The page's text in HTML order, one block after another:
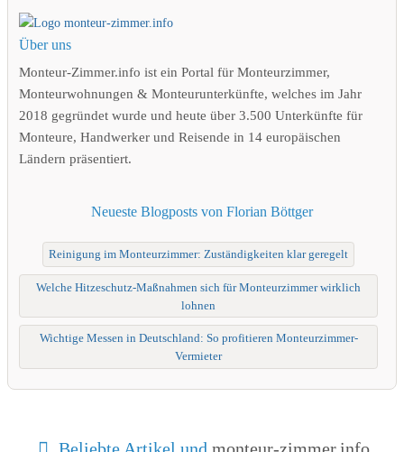
Über uns
Monteur-Zimmer.info ist ein Portal für Monteurzimmer,
Monteurwohnungen & Monteurunterkünfte, welches im Jahr
2018 gegründet wurde und heute über 3.500 Unterkünfte für
Monteure, Handwerker und Reisende in 14 europäischen
Ländern präsentiert.
Neueste Blogposts von Florian Böttger
Reinigung im Monteurzimmer: Zuständigkeiten klar geregelt
Welche Hitzeschutz-Maßnahmen sich für Monteurzimmer wirklich
lohnen
Wichtige Messen in Deutschland: So profitieren Monteurzimmer-
Vermieter